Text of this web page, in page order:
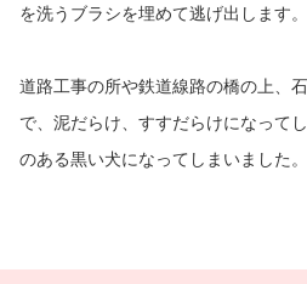
を洗うブラシを埋めて逃げ出します。
道路工事の所や鉄道線路の橋の上、
で、泥だらけ、すすだらけになって
のある黒い犬になってしまいました。